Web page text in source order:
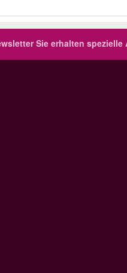
Sie erhalten spezielle